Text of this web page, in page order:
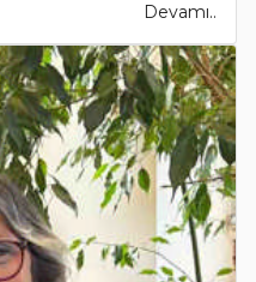
Devamı..